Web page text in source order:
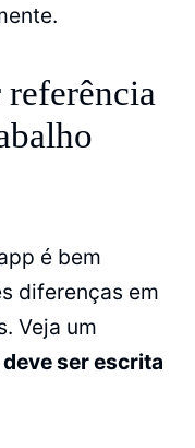
é bem
diferenças em
Veja um
ser escrita